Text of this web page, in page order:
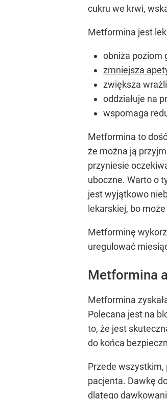
cukru we krwi,
Metformina jest
obniża poziom
zmniejsza
zwiększa
oddziałuje na
wspomaga
Metformina to
że można ją
przyniesie
uboczne. Warto o
jest wyjątkowo
lekarskiej, bo
Metforminę
uregulować
Metformina
Metformina
Polecana jest na
to, że jest
do końca
Przede
pacjenta. Dawkę
dlatego